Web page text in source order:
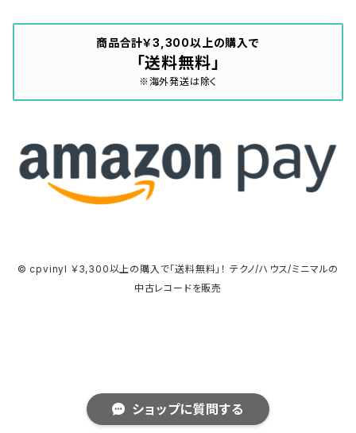
ショップに質問する
商品合計￥3,300以上の購入で
「送料無料」
※海外発送は除く
© cpvinyl ￥3,300以上の購入で「送料無料」！ テクノ/ハウス/ミニマルの
中古レコードを販売